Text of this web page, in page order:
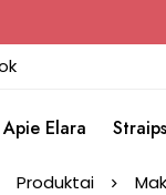
Apie Elara
Produktai